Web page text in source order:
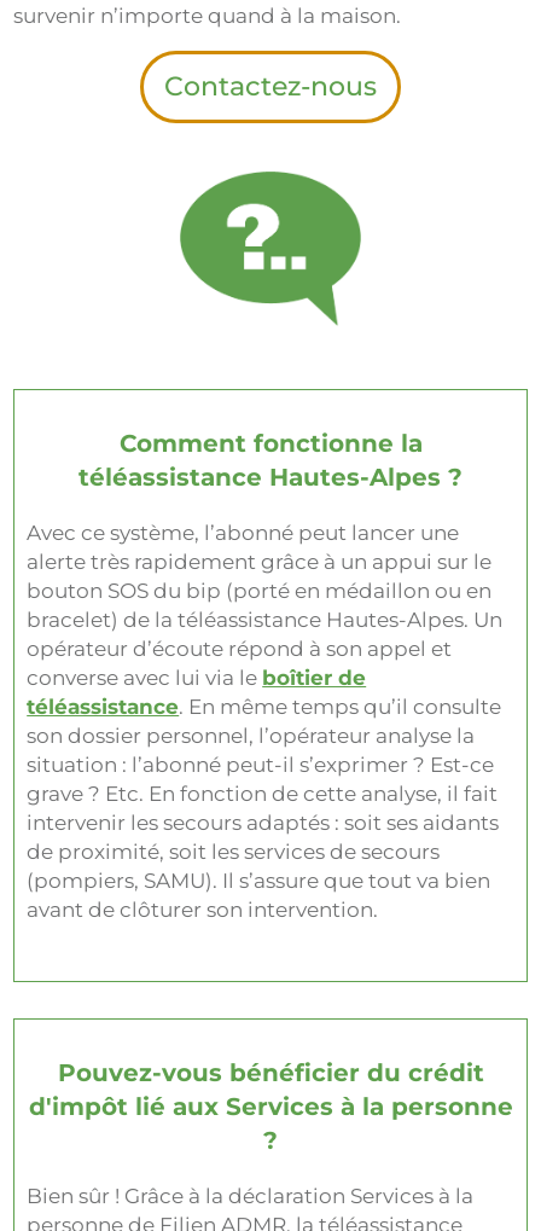
survenir n’importe quand à la maison.
Contactez-nous
Comment fonctionne la
téléassistance Hautes-Alpes ?
Avec ce système, l’abonné peut lancer une
alerte très rapidement grâce à un appui sur le
bouton SOS du bip (porté en médaillon ou en
bracelet) de la téléassistance Hautes-Alpes. Un
opérateur d’écoute répond à son appel et
converse avec lui via le boîtier de
téléassistance. En même temps qu’il consulte
son dossier personnel, l’opérateur analyse la
situation : l’abonné peut-il s’exprimer ? Est-ce
grave ? Etc. En fonction de cette analyse, il fait
intervenir les secours adaptés : soit ses aidants
de proximité, soit les services de secours
(pompiers, SAMU). Il s’assure que tout va bien
avant de clôturer son intervention.
Pouvez-vous bénéficier du crédit
d'impôt lié aux Services à la personne
?
Bien sûr ! Grâce à la déclaration Services à la
personne de Filien ADMR, la téléassistance